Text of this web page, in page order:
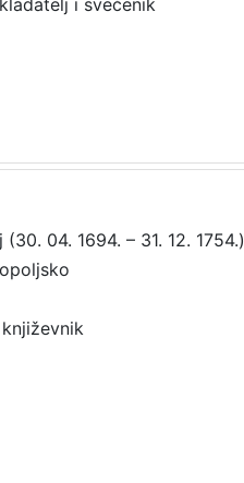
i svećenik
(30. 04. 1694. – 31. 12. 1754.)
književnik